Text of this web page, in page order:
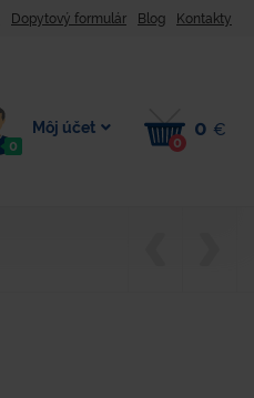
Dopytový formulár Blog Kontakty
0
Môj účet
0
0 €